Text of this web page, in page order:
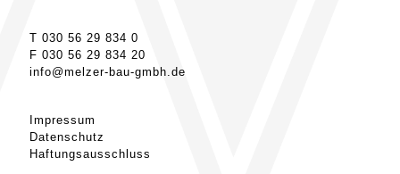
T 030 56 29 834 0
F 030 56 29 834 20
info@melzer-bau-gmbh.de
Impressum
Datenschutz
Haftungsausschluss